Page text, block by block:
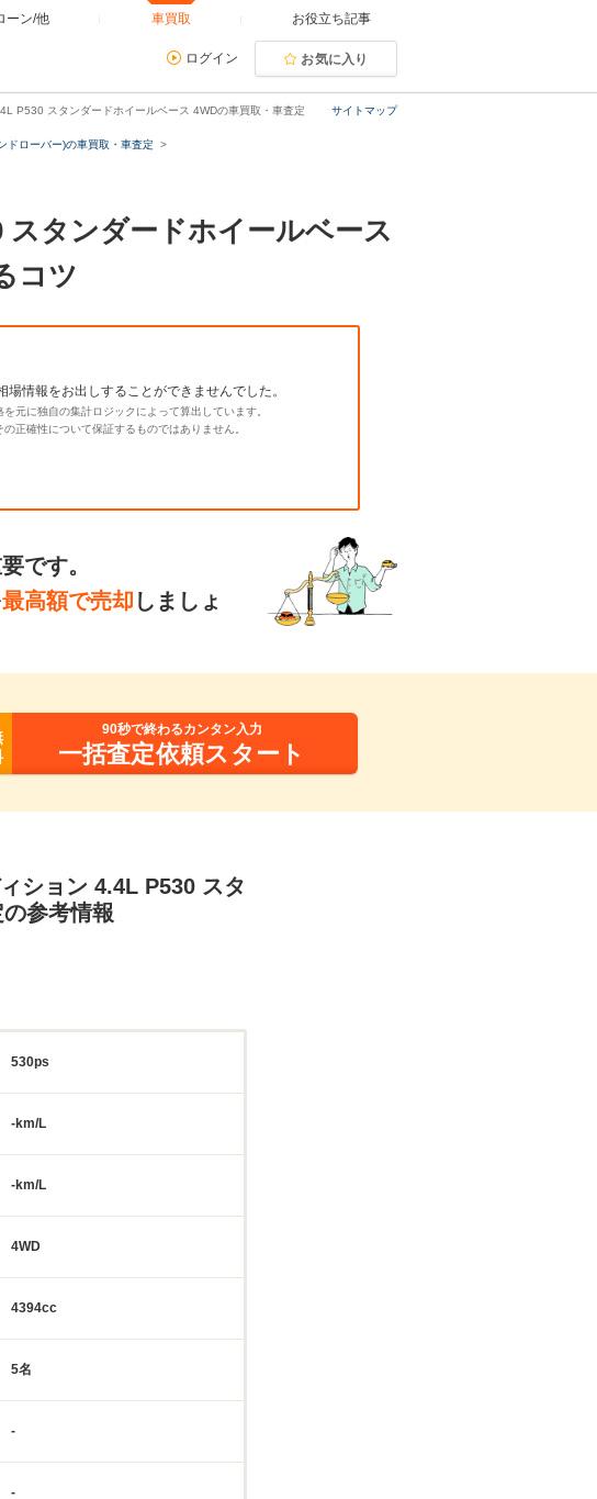
ーン/他 車買取 お役立ち記事
ログイン お気に入り
サイトマップ
P530 スタンダードホイールベース 4WDの車買取・車査定
ドローバー)の車買取・車査定
タンダードホイールベース
コツ
場情報をお出しすることができませんでした。
元に独自の集計ロジックによって算出しています。
正確性について保証するものではありません。
です。
最高額で売却 しましょ
90秒で終わるカンタン入力
一括査定依頼スタート
ション 4.4L P530 スタ
参考情報
530ps
-km/L
-km/L
4WD
4394cc
5名
-
-